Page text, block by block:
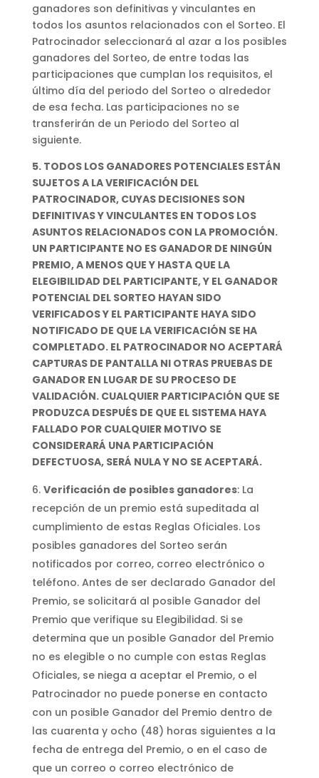
ganadores son definitivas y vinculantes en
todos los asuntos relacionados con el Sorteo. El
Patrocinador seleccionará al azar a los posibles
ganadores del Sorteo, de entre todas las
participaciones que cumplan los requisitos, el
último día del periodo del Sorteo o alrededor
de esa fecha. Las participaciones no se
transferirán de un Periodo del Sorteo al
siguiente.
5. TODOS LOS GANADORES POTENCIALES ESTÁN
SUJETOS A LA VERIFICACIÓN DEL
PATROCINADOR, CUYAS DECISIONES SON
DEFINITIVAS Y VINCULANTES EN TODOS LOS
ASUNTOS RELACIONADOS CON LA PROMOCIÓN.
UN PARTICIPANTE NO ES GANADOR DE NINGÚN
PREMIO, A MENOS QUE Y HASTA QUE LA
ELEGIBILIDAD DEL PARTICIPANTE, Y EL GANADOR
POTENCIAL DEL SORTEO HAYAN SIDO
VERIFICADOS Y EL PARTICIPANTE HAYA SIDO
NOTIFICADO DE QUE LA VERIFICACIÓN SE HA
COMPLETADO. EL PATROCINADOR NO ACEPTARÁ
CAPTURAS DE PANTALLA NI OTRAS PRUEBAS DE
GANADOR EN LUGAR DE SU PROCESO DE
VALIDACIÓN. CUALQUIER PARTICIPACIÓN QUE SE
PRODUZCA DESPUÉS DE QUE EL SISTEMA HAYA
FALLADO POR CUALQUIER MOTIVO SE
CONSIDERARÁ UNA PARTICIPACIÓN
DEFECTUOSA, SERÁ NULA Y NO SE ACEPTARÁ.
Verificación de posibles ganadores: La
recepción de un premio está supeditada al
cumplimiento de estas Reglas Oficiales. Los
posibles ganadores del Sorteo serán
notificados por correo, correo electrónico o
teléfono. Antes de ser declarado Ganador del
Premio, se solicitará al posible Ganador del
Premio que verifique su Elegibilidad. Si se
determina que un posible Ganador del Premio
no es elegible o no cumple con estas Reglas
Oficiales, se niega a aceptar el Premio, o el
Patrocinador no puede ponerse en contacto
con un posible Ganador del Premio dentro de
las cuarenta y ocho (48) horas siguientes a la
fecha de entrega del Premio, o en el caso de
que un correo o correo electrónico de